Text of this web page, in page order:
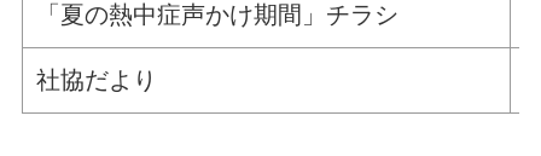
「夏の熱中症声かけ期間」チラシ
社協だより